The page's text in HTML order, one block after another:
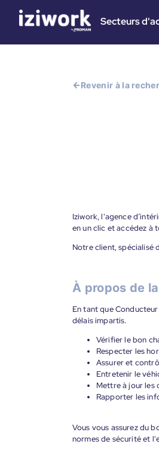
Secteurs
Revenir à la
Iziwork, l'agence
en un clic et accédez à
Notre client, spécialisé
À propos de
En tant que
délais impartis.
Vérifier le bon
Respecter les
Assurer et
Entretenir le
Mettre à jour les
Rapporter les
Vous vous assurez du
normes de sécurité et